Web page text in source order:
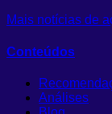
Mais notícias de
Conteúdos
Análises